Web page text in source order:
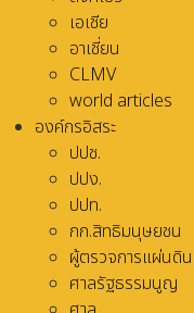
เอเชีย
อาเชี่ยน
CLMV
world articles
องค์กรอิสระ
ปปช.
ปปง.
ปปท.
กก.สิทธิมนุษยชน
ผู้ตรวจการแผ่นดิน
ศาลรัฐธรรมนูญ